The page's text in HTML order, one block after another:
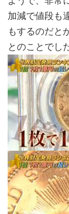
加減で値段も
もするのだと
とのことでし